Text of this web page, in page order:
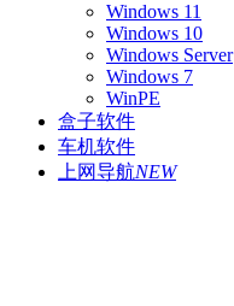
Windows 11
Windows 10
Windows Server
Windows 7
WinPE
盒子软件
车机软件
上网导航NEW